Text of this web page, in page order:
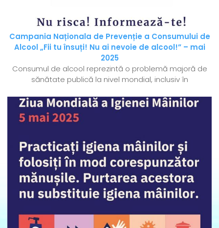
Campania Naționala de Prevenție a Consumului de
Alcool „Fii tu însuți! Nu ai nevoie de alcool!” – mai
2025
Consumul de alcool reprezintă o problemă majoră de
sănătate publică la nivel mondial, inclusiv în